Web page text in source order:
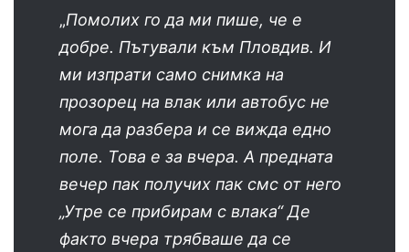
„Помолих го да ми пише, че е
добре. Пътували към Пловдив. И
ми изпрати само снимка на
прозорец на влак или автобус не
мога да разбера и се вижда едно
поле. Това е за вчера. А предната
вечер пак получих пак смс от него
„Утре се прибирам с влака“ Де
факто вчера трябваше да се